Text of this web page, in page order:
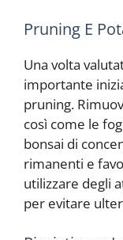
Pruning E
Una volta
importante
pruning.
così come le
bonsai di
rimanenti e
utilizzare degli
per evitare